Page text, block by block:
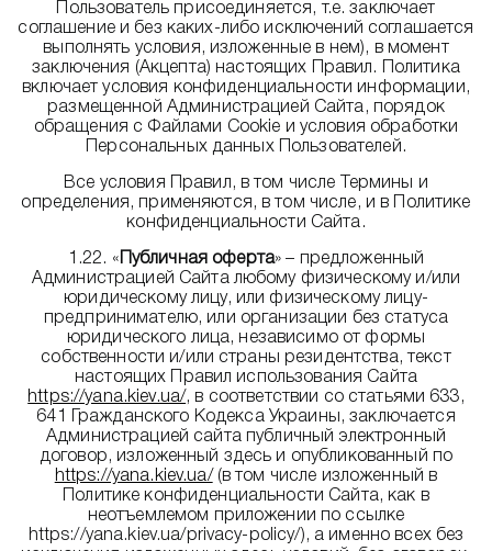
Пользователь присоединяется, т.е. заключает
соглашение и без каких-либо исключений соглашается
выполнять условия, изложенные в нем), в момент
заключения (Акцепта) настоящих Правил. Политика
включает условия конфиденциальности информации,
размещенной Администрацией Сайта, порядок
обращения с Файлами Cookie и условия обработки
Персональных данных Пользователей.
Все условия Правил, в том числе Термины и
определения, применяются, в том числе, и в Политике
конфиденциальности Сайта.
1.22. « Публичная оферта» – предложенный
Администрацией Сайта любому физическому и/или
юридическому лицу, или физическому лицу-
предпринимателю, или организации без статуса
юридического лица, независимо от формы
собственности и/или страны резидентства, текст
настоящих Правил использования Сайта
https://yana.kiev.ua/, в соответствии со статьями 633,
641 Гражданского Кодекса Украины, заключается
Администрацией сайта публичный электронный
договор, изложенный здесь и опубликованный по
https://yana.kiev.ua/(в том числе изложенный в
Политике конфиденциальности Сайта, как в
неотъемлемом приложении по ссылке
https://yana.kiev.ua/privacy-policy/), а именно всех без